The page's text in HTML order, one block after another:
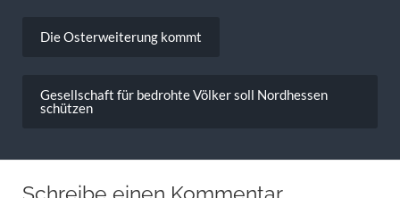
Die Osterweiterung kommt
Gesellschaft für bedrohte Völker soll Nordhessen
schützen